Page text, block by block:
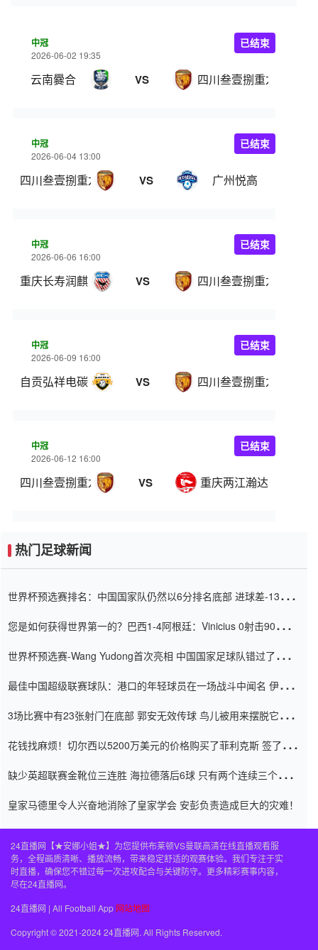
中冠
2026-06-02 19:35
云南爨合 VS 四川叁壹捌重龙
已结束
中冠
2026-06-04 13:00
四川叁壹捌重龙 VS 广州悦高
已结束
中冠
2026-06-06 16:00
重庆长寿润麒 VS 四川叁壹捌重龙
已结束
中冠
2026-06-09 16:00
自贡弘祥电碳 VS 四川叁壹捌重龙
已结束
中冠
2026-06-12 16:00
四川叁壹捌重龙 VS 重庆两江瀚达
已结束
热门足球新闻
世界杯预选赛排名：中国国家队仍然以6分排名底部 进球差-13令人
您是如何获得世界第一的？巴西1-4阿根廷：Vinicius 0射击90分钟
世界杯预选赛-Wang Yudong首次亮相 中国国家足球队错过了世界
最佳中国超级联赛球队：港口的年轻球员在一场战斗中闻名 伊万放
3场比赛中有23张射门在底部 郭安无效传球 鸟儿被用来摆脱它
花钱找麻烦！切尔西以5200万美元的价格购买了菲利克斯 签了7年
缺少英超联赛金靴位三连胜 海拉德落后6球 只有两个连续三个连续
皇家马德里令人兴奋地消除了皇家学会 安彭负责造成巨大的灾难！
24直播网【★安娜小姐★】为您提供布莱顿VS曼联高清在线直播观看服
务，全程画质清晰、播放流畅，带来稳定舒适的观赛体验。我们专注于实
时直播，确保您不错过每一次进攻配合与关键防守。更多精彩赛事内容，
尽在24直播网。
24直播网 | All Football App 网站地图
Copyright © 2021-2024 24直播网. All Rights Reserved.